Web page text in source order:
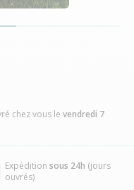
chez vous le vendredi 7
Expédition sous 24h (jours
ouvrés)